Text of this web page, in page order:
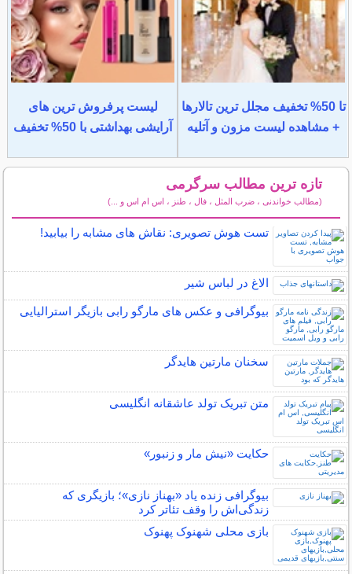
تا 50% تخفیف مجلل ترین تالارها
+ مشاهده لیست مزون و آتلیه
لیست پرفروش ترین های
آرایشی بهداشتی با 50% تخفیف
تازه ترین مطالب سرگرمی
(مطالب خواندنی ، ضرب المثل ، فال ، طنز ، اس ام اس و ...)
تست هوش تصویری: نقاش های مشابه را بیابید!
الاغ در لباس شیر
بیوگرافی و عکس های مارگو رابی بازیگر استرالیایی
سخنان مارتین هایدگر
متن تبریک تولد عاشقانه انگلیسی
حکایت «نیش مار و زنبور»
بیوگرافی زنده یاد «بهناز نازی»؛ بازیگری که
زندگی‌اش را وقف تئاتر کرد
بازی محلی شهنوک پهنوک